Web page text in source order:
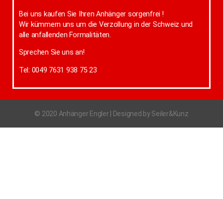
Bei uns kaufen Sie Ihren Anhänger sorgenfrei !
Wir kümmern uns um die Verzollung in der Schweiz und
alle anfallenden Formalitäten.
Sprechen Sie uns an!
Tel: 0049 7631 938 75 23
© 2020 Anhänger Engler | Designed by Seiler&Kunz